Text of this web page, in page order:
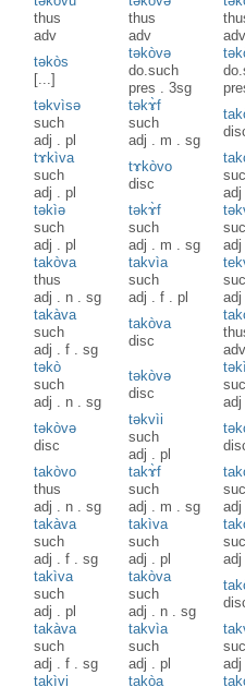
thus
adv
thus
adv
adv
təkòs
[...]
təkòvə
do.such
pres .3sg
təkvìsə
such
adj .pl
təkɤ̀f
such
adj . m .sg
tɤkìva
such
adj .pl
tɤkòvo
disc
adj
təkìə
such
adj .pl
təkɤ̀f
such
adj . m .sg
adj
takòva
thus
adj . n .sg
takvìa
such
adj .f .pl
adj
takàva
such
adj .f .sg
takòva
disc
adv
təkò
such
adj . n .sg
təkòvә
disc
adj
tәkòvә
disc
tәkvìi
such
adj .pl
takòvo
thus
adj . n .sg
takɤ̀f
such
adj . m .sg
adj
takàva
such
adj .f .sg
takìva
such
adj .pl
adj
takìva
such
adj .pl
takòva
such
adj . n .sg
takàva
such
adj .f .sg
takvìa
such
adj .pl
adj
takìvi
takòa